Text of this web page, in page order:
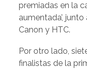
premiadas en la
aumentada’,
Canon y HTC.
Por otro lado,
finalistas de la